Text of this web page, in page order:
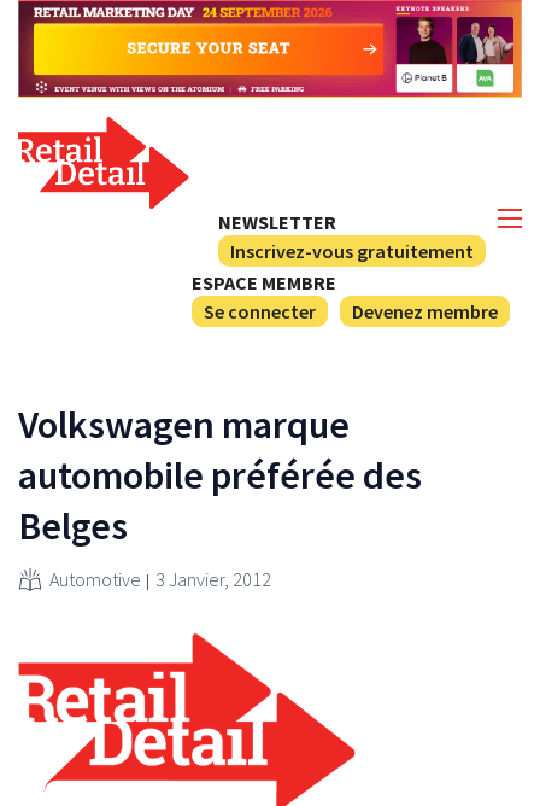
NEWSLETTER
Inscrivez-vous gratuitement
ESPACE MEMBRE
Se connecter
Devenez membre
Volkswagen marque
automobile préférée des
Belges
Automotive 3 Janvier, 2012